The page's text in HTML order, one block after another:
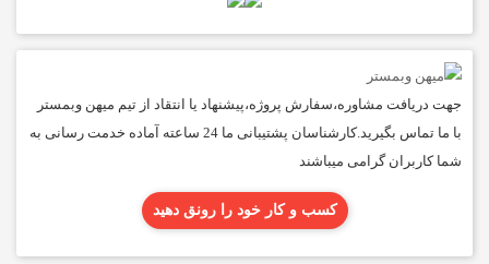
جهت دریافت مشاوره،سفارش پروژه،پیشنهاد یا انتقاد از تیم میهن وبمستر
با ما تماس بگیرید.کارشناسان پشتیبانی ما 24 ساعته آماده خدمت رسانی به
شما کاربران گرامی میباشند
کسب و کار خود را رونق دهید